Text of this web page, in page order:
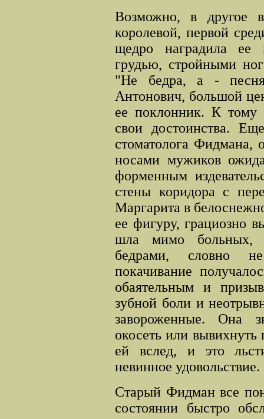
Возможно, в другое
королевой, первой
щедро наградила
грудью, стройными
"Не бедра, а -
Антонович, большой
ее поклонник. К тому
свои достоинства.
стоматолога Фидмана,
носами мужиков
форменным
стены коридора с
Маргарита в
ее фигуру, грациозно
шла мимо больных,
бедрами, словно
покачивание
обаятельным и
зубной боли и
завороженные. Она
окосеть или
ей вслед, и это
невинное удовольствие.
Старый Фидман все
состоянии быстро